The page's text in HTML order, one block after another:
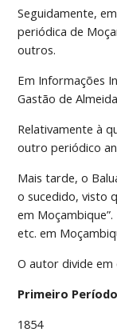
Seguidamente,
periódica de
outros.
Em Informações
Gastão de
Relativamente à
outro periódico
Mais tarde, o
o sucedido, visto
em
etc. em
O autor divide em
Primeiro
1854